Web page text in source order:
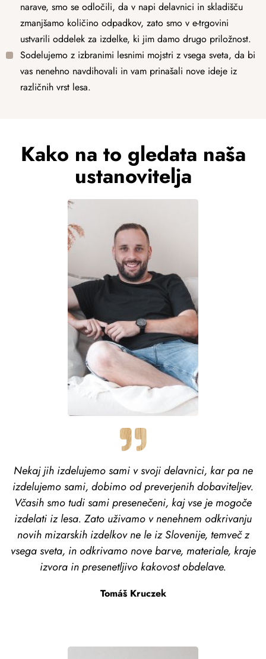
narave, smo se odločili, da v napi delavnici in skladišču
zmanjšamo količino odpadkov, zato smo v e-trgovini
ustvarili oddelek za izdelke, ki jim damo drugo priložnost.
Sodelujemo z izbranimi lesnimi mojstri z vsega sveta, da bi
vas nenehno navdihovali in vam prinašali nove ideje iz
različnih vrst lesa.
Kako na to gledata naša
ustanovitelja
Nekaj jih izdelujemo sami v svoji delavnici, kar pa ne
izdelujemo sami, dobimo od preverjenih dobaviteljev.
Včasih smo tudi sami presenečeni, kaj vse je mogoče
izdelati iz lesa. Zato uživamo v nenehnem odkrivanju
novih mizarskih izdelkov ne le iz Slovenije, temveč z
vsega sveta, in odkrivamo nove barve, materiale, kraje
izvora in presenetljivo kakovost obdelave.
Tomáš Kruczek